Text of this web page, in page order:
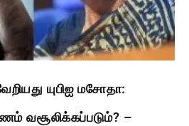
யுபிஐ மசோதா:
வசூலிக்கப்படும்? –